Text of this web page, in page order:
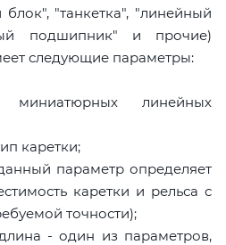
"танкетка", "линейный
подшипник" и прочие)
следующие параметры:
линейных
каретки;
параметр определяет
каретки и рельса с
точности);
- один из параметров,